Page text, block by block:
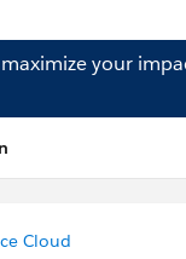
your
Cloud